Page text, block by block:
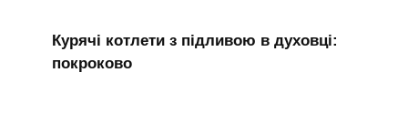
Курячі котлети з підливою в духовці:
покроково